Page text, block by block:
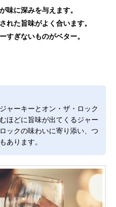
味に深みを与えます。
れた旨味がよく合います。
すぎないものがベター。
ャーキーとオン・ザ・ロック
ほどに旨味が出てくるジャー
ックの味わいに寄り添い、つ
あります。